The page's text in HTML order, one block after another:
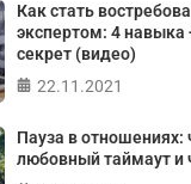
Как стать
экспертом: 4 навыка
секрет (видео)
22.11.2021
Пауза в отношениях:
любовный таймаут и